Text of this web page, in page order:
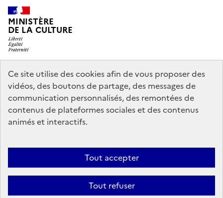
MINISTÈRE
DE LA CULTURE
legifrance.gouv.fr
info.gouv.fr
service-public.gouv.fr
data.gouv.fr
Accessibilité : partiellement conforme
Politique générale de
Mentions légales
témoins de connexion (cookies)
Crédits
Ce site utilise des cookies afin de vous proposer des
vidéos, des boutons de partage, des messages de
communication personnalisés, des remontées de
contenus de plateformes sociales et des contenus
animés et interactifs.
Tout accepter
Tout refuser